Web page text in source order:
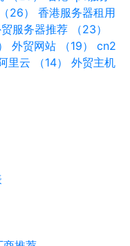
26）
香港服务器租用
服务器推荐 （23）
外贸网站 （19）
cn2
里云 （14）
外贸主机